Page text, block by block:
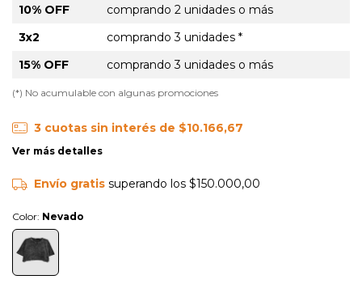
10% OFF
comprando 2 unidades o más
3x2
comprando 3 unidades *
15% OFF
comprando 3 unidades o más
(*) No acumulable con algunas promociones
3 cuotas sin interés de $10.166,67
Ver más detalles
Envío gratis superando los $150.000,00
Color: Nevado